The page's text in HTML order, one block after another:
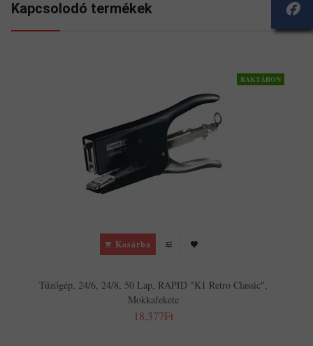
Kapcsolodó termékek
RAKTÁRON
Kosárba
Tűzőgép, 24/6, 24/8, 50 Lap, RAPID "K1 Retro Classic",
Mokkafekete
18,377Ft